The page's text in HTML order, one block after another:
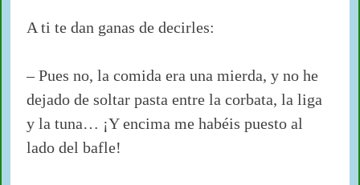
A ti te dan ganas de decirles:
– Pues no, la comida era una mierda, y no he
dejado de soltar pasta entre la corbata, la liga
y la tuna… ¡Y encima me habéis puesto al
lado del bafle!